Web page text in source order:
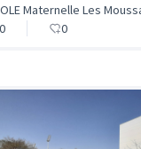
Maternelle Les
0
0